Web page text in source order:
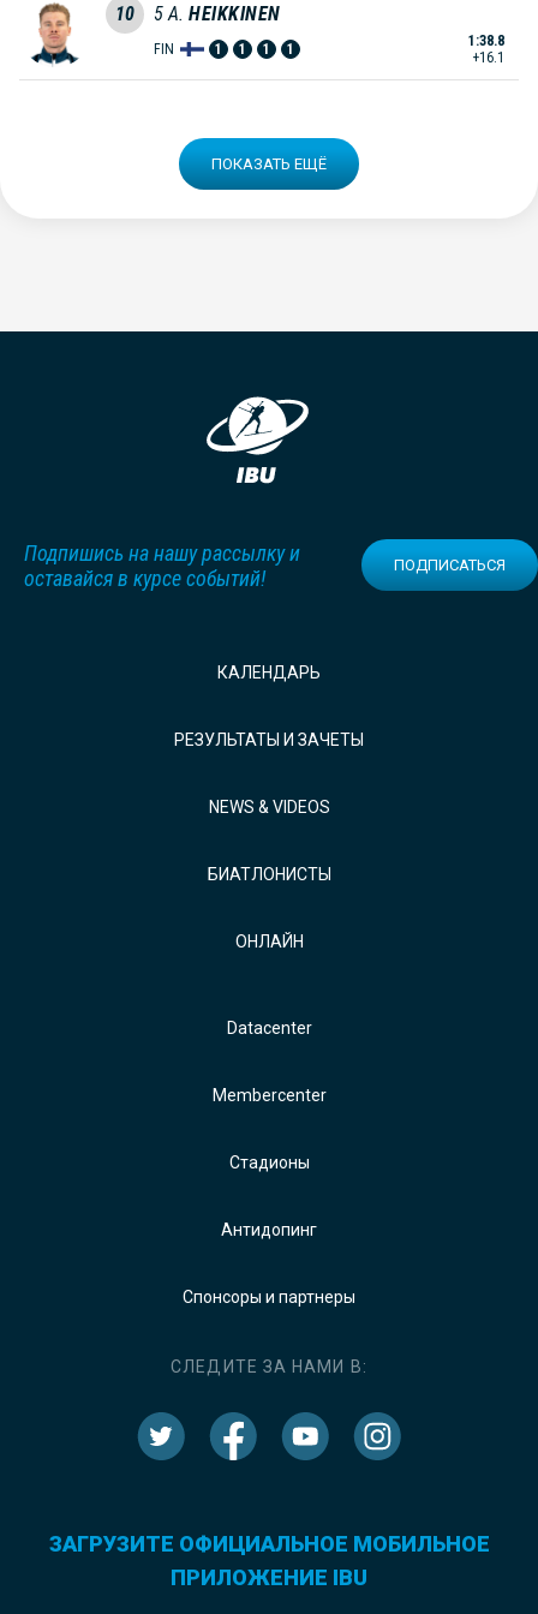
10 5 A. HEIKKINEN
FIN 1 1 1 1
1:38.8
+16.1
ПОКАЗАТЬ ЕЩЁ
Подпишись на нашу рассылку и
оставайся в курсе событий!
ПОДПИСАТЬСЯ
КАЛЕНДАРЬ
РЕЗУЛЬТАТЫ И ЗАЧЕТЫ
NEWS & VIDEOS
БИАТЛОНИСТЫ
ОНЛАЙН
Datacenter
Membercenter
Стадионы
Антидопинг
Спонсоры и партнеры
СЛЕДИТЕ ЗА НАМИ В:
ЗАГРУЗИТЕ ОФИЦИАЛЬНОЕ МОБИЛЬНОЕ
ПРИЛОЖЕНИЕ IBU